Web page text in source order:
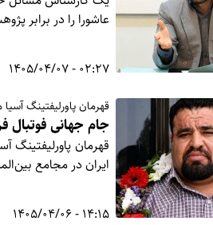
عاشورا را در برابر
02:27 - 1405/04/07
قهرمان پاورلیفتینگ
جام جهانی فوتبال
قهرمان
ایران در مجامع
14:15 - 1405/04/06